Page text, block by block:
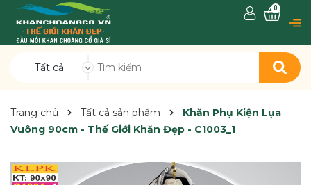
Tất cả
0
Trang chủ Tất cả sản phẩm
Khăn Phụ Kiện Lụa
Vuông 90cm - Thế Giới Khăn Đẹp - C1003_1